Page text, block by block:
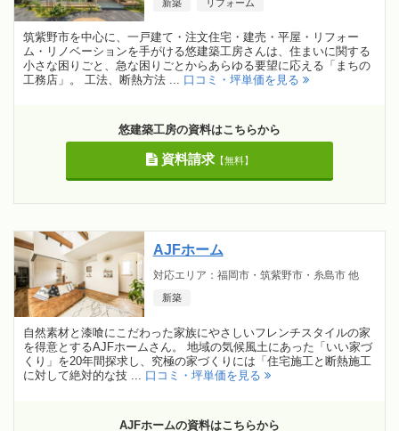
新築 リフォーム
筑紫野市を中心に、一戸建て・注文住宅・建売・平屋・リフォー
ム・リノベーションを手がける悠建築工房さんは、住まいに関する
小さな困りごと、急な困りごとからあらゆる要望に応える「まちの
工務店」。 工法、断熱方法 ... 口コミ・坪単価を見る
悠建築工房の資料はこちらから
資料請求【無料】
AJFホーム
対応エリア：福岡市・筑紫野市・糸島市 他
新築
自然素材と漆喰にこだわった家族にやさしいフレンチスタイルの家
を得意とするAJFホームさん。 地域の気候風土にあった「いい家づ
くり」を20年間探求し、究極の家づくりには「住宅施工と断熱施工
に対して絶対的な技 ... 口コミ・坪単価を見る
AJFホームの資料はこちらから